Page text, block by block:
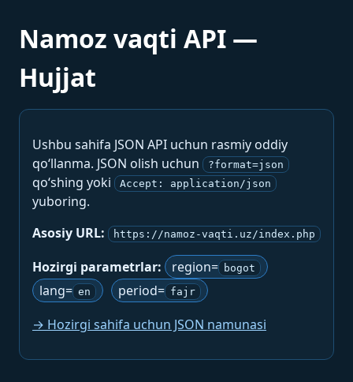
Namoz vaqti API —
Hujjat
Ushbu sahifa JSON API uchun rasmiy oddiy
qo‘llanma. JSON olish uchun
?format=json
qo‘shing yoki Accept: application/json
yuboring.
Asosiy URL:
https://namoz-vaqti.uz/index.php
Hozirgi parametrlar: region= bogot
lang= en period= fajr
→ Hozirgi sahifa uchun JSON namunasi